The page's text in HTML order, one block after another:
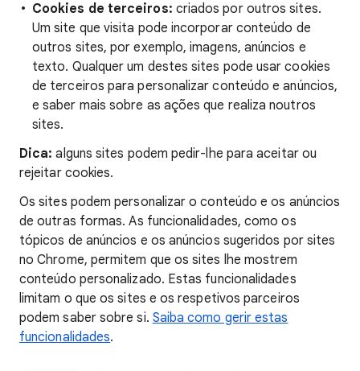
Cookies de terceiros: criados por outros sites.
Um site que visita pode incorporar conteúdo de
outros sites, por exemplo, imagens, anúncios e
texto. Qualquer um destes sites pode usar cookies
de terceiros para personalizar conteúdo e anúncios,
e saber mais sobre as ações que realiza noutros
sites.
Dica:alguns sites podem pedir-lhe para aceitar ou
rejeitar cookies.
Os sites podem personalizar o conteúdo e os anúncios
de outras formas. As funcionalidades, como os
tópicos de anúncios e os anúncios sugeridos por sites
no Chrome, permitem que os sites lhe mostrem
conteúdo personalizado. Estas funcionalidades
limitam o que os sites e os respetivos parceiros
podem saber sobre si. Saiba como gerir estas
funcionalidades.